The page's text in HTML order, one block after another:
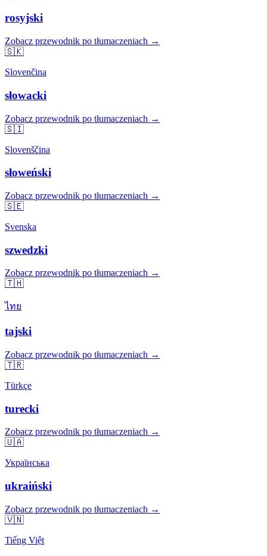
rosyjski
Zobacz przewodnik po tłumaczeniach →
🇸🇰
Slovenčina
słowacki
Zobacz przewodnik po tłumaczeniach →
🇸🇮
Slovenščina
słoweński
Zobacz przewodnik po tłumaczeniach →
🇸🇪
Svenska
szwedzki
Zobacz przewodnik po tłumaczeniach →
🇹🇭
ไทย
tajski
Zobacz przewodnik po tłumaczeniach →
🇹🇷
Türkçe
turecki
Zobacz przewodnik po tłumaczeniach →
🇺🇦
Українська
ukraiński
Zobacz przewodnik po tłumaczeniach →
🇻🇳
Tiếng Việt